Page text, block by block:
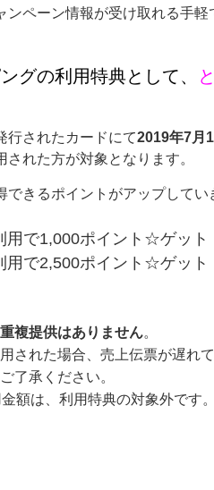
ンペーン情報が受け取れる手軽
グの利用特典として、
行されたカードにて2019年7月
れた方が対象となります。
きるポイントがアップしてい
用で1,000ポイント☆ゲット
用で2,500ポイント☆ゲット
複提供はありません。
された場合、売上伝票が遅れ
了承ください。
額は、利用特典の対象外です。